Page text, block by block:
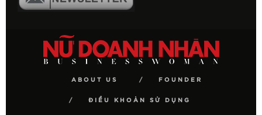
ABOUT US FOUNDER
ĐIỀU KHOẢN SỬ DỤNG